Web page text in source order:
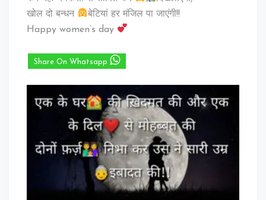
खोल दो बन्धन
बेटियां हर मंजिल पा जाएंगी!!
Happy women’s day
Share On Whatsapp